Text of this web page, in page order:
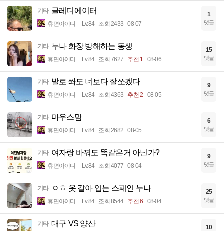
기타 글레디에이터
휴면아이디 Lv.84 조회 2433 08-07
1
댓글
기타 누나 화장 방해하는 동생
휴면아이디 Lv.84 조회 7627 추천 1 08-06
15
댓글
기타 발로 쏴도 너보다 잘쏘겠다
휴면아이디 Lv.84 조회 4363 추천 2 08-05
9
댓글
기타 마우스맘
휴면아이디 Lv.84 조회 2682 08-05
6
댓글
기타 여자랑 바꿔도 똑같은거 아닌가?
휴면아이디 Lv.84 조회 4077 08-04
9
댓글
기타 ㅇㅎ 옷 갈아 입는 스페인 누나
휴면아이디 Lv.84 조회 8544 추천 6 08-04
25
댓글
기타 대구 VS 양산 10